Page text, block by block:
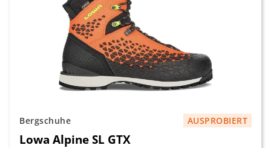
Bergschuhe AUSPROBIERT
Lowa Alpine SL GTX